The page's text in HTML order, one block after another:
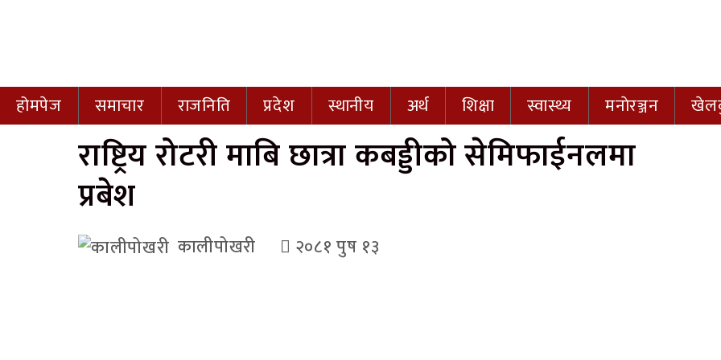
होमपेज समाचार राजनिति प्रदेश स्थानीय अर्थ शिक्षा स्वास्थ्य मनाेरञ्जन
राष्ट्रिय रोटरी माबि छात्रा कबड्डीको सेमिफाईनलमा
प्रबेश
कालीपोखरी २०८१ पुष १३